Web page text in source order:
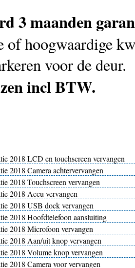
3 maanden
of hoogwaardige
voor de deur.
incl BTW.
2018 LCD en touchscreen vervangen
2018 Camera achtervervangen
2018 Touchscreen vervangen
2018 Accu vervangen
2018 USB dock vervangen
2018 Hoofdtelefoon aansluiting
2018 Microfoon vervangen
2018 Aan/uit knop vervangen
2018 Volume knop vervangen
2018 Camera voor vervangen